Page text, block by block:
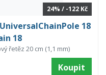
24% / -122 Kč
18
18
řetěz 20 cm (1,1 mm)
Koupit